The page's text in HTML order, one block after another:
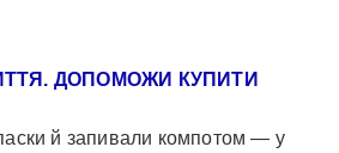
ДОПОМОЖИ КУПИТИ
й запивали компотом — у